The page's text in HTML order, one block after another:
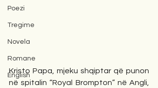
Poezi
Tregime
Novela
Romane
English
Kristo Papa, mjeku shqiptar që punon
në spitalin “Royal Brompton” në Angli,